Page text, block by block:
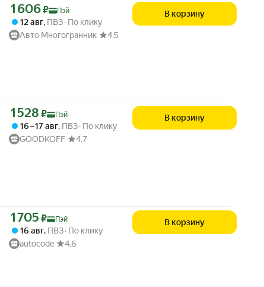
Цена с картой Яндекс Пэй 1606 ₽ вместо
1 606₽ Пэй
12 авг, ПВЗ По клику
Авто Многогранник
4.5
В корзину
Цена с картой Яндекс Пэй 1528 ₽ вместо
1 528 ₽ Пэй
16 – 17 авг, ПВЗ По клику
GOODKOFF
4.7
В корзину
Цена с картой Яндекс Пэй 1705 ₽ вместо
1 705 ₽ Пэй
16 авг, ПВЗ По клику
autocode
4.6
В корзину